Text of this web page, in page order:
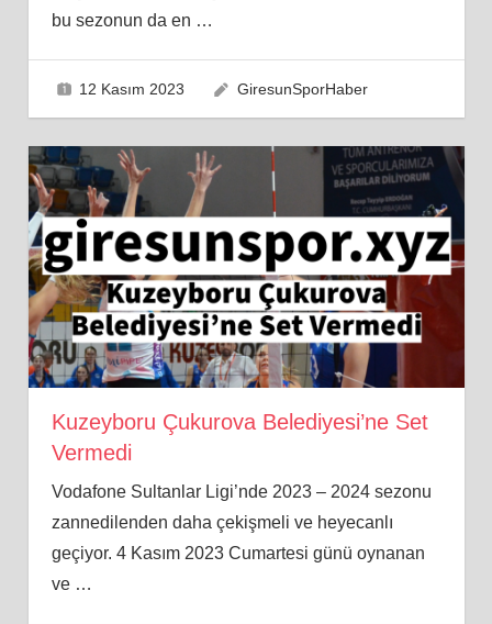
bu sezonun da en …
12 Kasım 2023 GiresunSporHaber
Kuzeyboru Çukurova Belediyesi’ne Set
Vermedi
Vodafone Sultanlar Ligi’nde 2023 – 2024 sezonu
zannedilenden daha çekişmeli ve heyecanlı
geçiyor. 4 Kasım 2023 Cumartesi günü oynanan
ve …